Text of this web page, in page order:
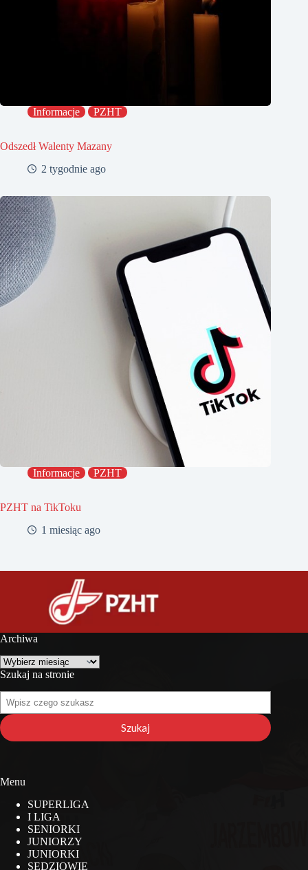
Informacje PZHT
Odszedł Walenty Mazany
2 tygodnie ago
Informacje PZHT
PZHT na TikToku
1 miesiąc ago
Archiwa
Archiwa
Szukaj na stronie
na
stronie
Szukaj
Menu
SUPERLIGA
I LIGA
SENIORKI
JUNIORZY
JUNIORKI
SĘDZIOWIE